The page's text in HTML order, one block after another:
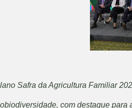
Safra da Agricultura Familiar
com destaque para